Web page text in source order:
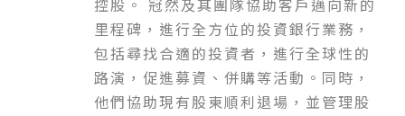
控股。 冠然及其團隊協助客戶邁向新的
里程碑，進行全方位的投資銀行業務，
包括尋找合適的投資者，進行全球性的
路演，促進募資、併購等活動。同時，
他們協助現有股東順利退場，並管理股